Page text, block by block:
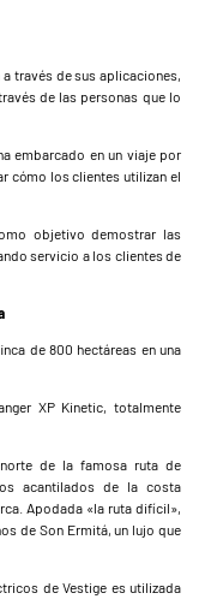
través de sus aplicaciones,
de las personas que lo
embarcado en un viaje por
cómo los clientes utilizan el
objetivo demostrar las
servicio a los clientes de
de 800 hectáreas en una
XP Kinetic, totalmente
de la famosa ruta de
acantilados de la costa
Apodada «la ruta difícil»,
de Son Ermitá, un lujo que
de Vestige es utilizada